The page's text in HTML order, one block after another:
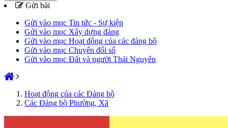
Gửi bài
Gửi vào mục Tin tức - Sự kiện
Gửi vào mục Xây dựng đảng
Gửi vào mục Hoạt động của các đảng bộ
Gửi vào mục Chuyển đổi số
Gửi vào mục Đất và người Thái Nguyên
Hoạt động của các Đảng bộ
Các Đảng bộ Phường, Xã